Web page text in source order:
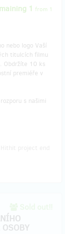
1 from 1
nebo logo Vaší
titulcích filmu
Obdržíte 10 ks
premiéře v
s našimi